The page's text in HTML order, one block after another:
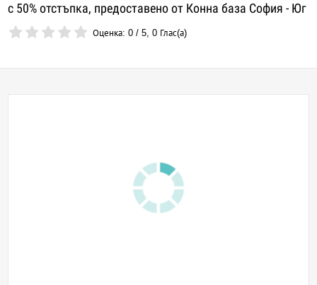
с 50% отстъпка, предоставено от Конна база София - Юг
Оценка:0 /5,0 Глас(а)